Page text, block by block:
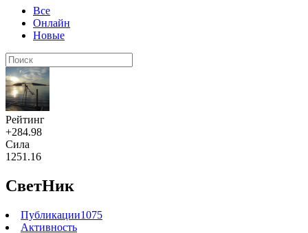
Все
Онлайн
Новые
Рейтинг
+284.98
Сила
1251.16
СветНик
Публикации1075
Активность